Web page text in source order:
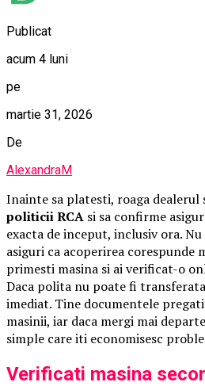
Publicat
acum 4 luni
pe
martie 31, 2026
De
AlexandraM
Inainte sa platesti, roaga dealerul
politicii RCA si sa confirme
exacta de inceput, inclusiv ora.
asiguri ca acoperirea corespunde
primesti masina si ai verificat-o
Daca polita nu poate fi
imediat. Tine documentele
masinii, iar daca mergi mai
simple care iti economisesc
Verificati masina